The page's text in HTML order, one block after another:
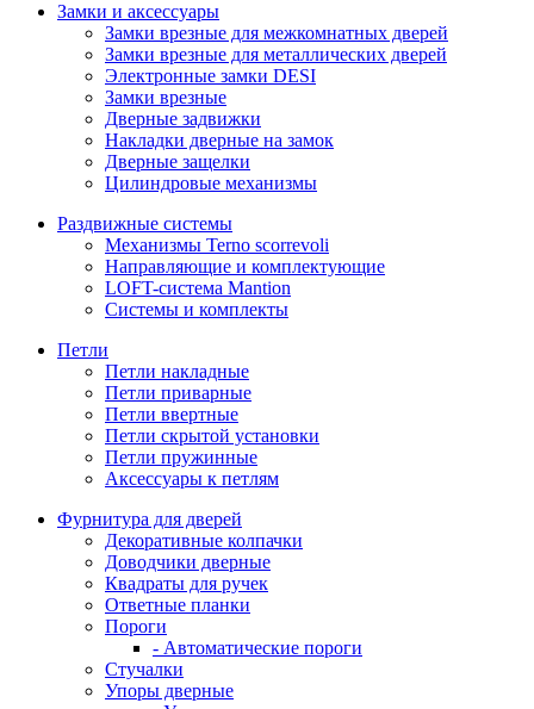
Замки и аксессуары
Замки врезные для межкомнатных дверей
Замки врезные для металлических дверей
Электронные замки DESI
Замки врезные
Дверные задвижки
Накладки дверные на замок
Дверные защелки
Цилиндровые механизмы
Раздвижные системы
Механизмы Terno scorrevoli
Направляющие и комплектующие
LOFT-cистема Mantion
Системы и комплекты
Петли
Петли накладные
Петли приварные
Петли ввертные
Петли скрытой установки
Петли пружинные
Аксессуары к петлям
Фурнитура для дверей
Декоративные колпачки
Доводчики дверные
Квадраты для ручек
Ответные планки
Пороги
- Автоматические пороги
Стучалки
Упоры дверные